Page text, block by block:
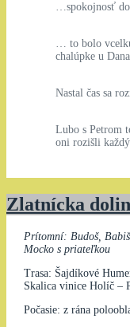
…spokojnosť
… to bolo
chalúpke u
Nastal čas sa
Lubo s Petrom
oni rozišli
Zlatnícka
Prítomní: Budoš,
Mocko s priateľkou
Trasa: Šajdíkové
Skalica vinice Holíč –
Počasie: z rána